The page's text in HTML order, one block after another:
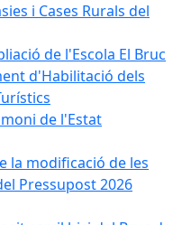
i Cases Rurals del
de l'Escola El Bruc
d'Habilitació dels
de l'Estat
la modificació de les
Pressupost 2026